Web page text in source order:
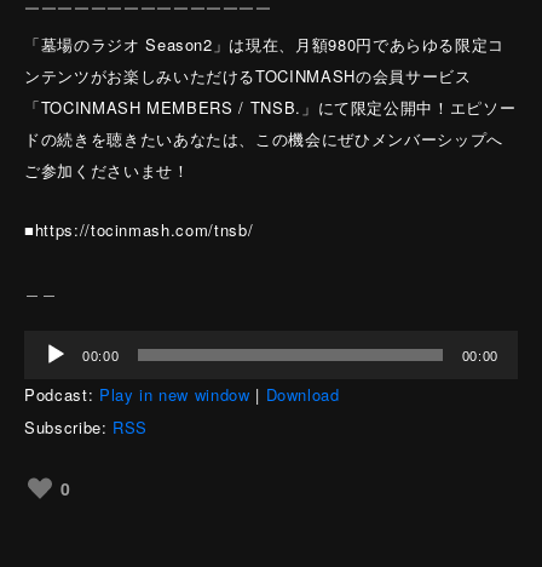
￣￣￣￣￣￣￣￣￣￣￣￣￣￣￣
「墓場のラジオ Season2」は現在、月額980円であらゆる限定コ
ンテンツがお楽しみいただけるTOCINMASHの会員サービス
「TOCINMASH MEMBERS / TNSB.」にて限定公開中！エピソー
ドの続きを聴きたいあなたは、この機会にぜひメンバーシップへ
ご参加くださいませ！
■https://tocinmash.com/tnsb/
プ
レ
ヤ
00:00 00:00
Podcast: Play in new window | Download
Subscribe: RSS
0